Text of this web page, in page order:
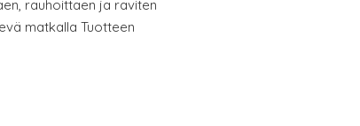
rauhoittaen ja raviten
matkalla Tuotteen